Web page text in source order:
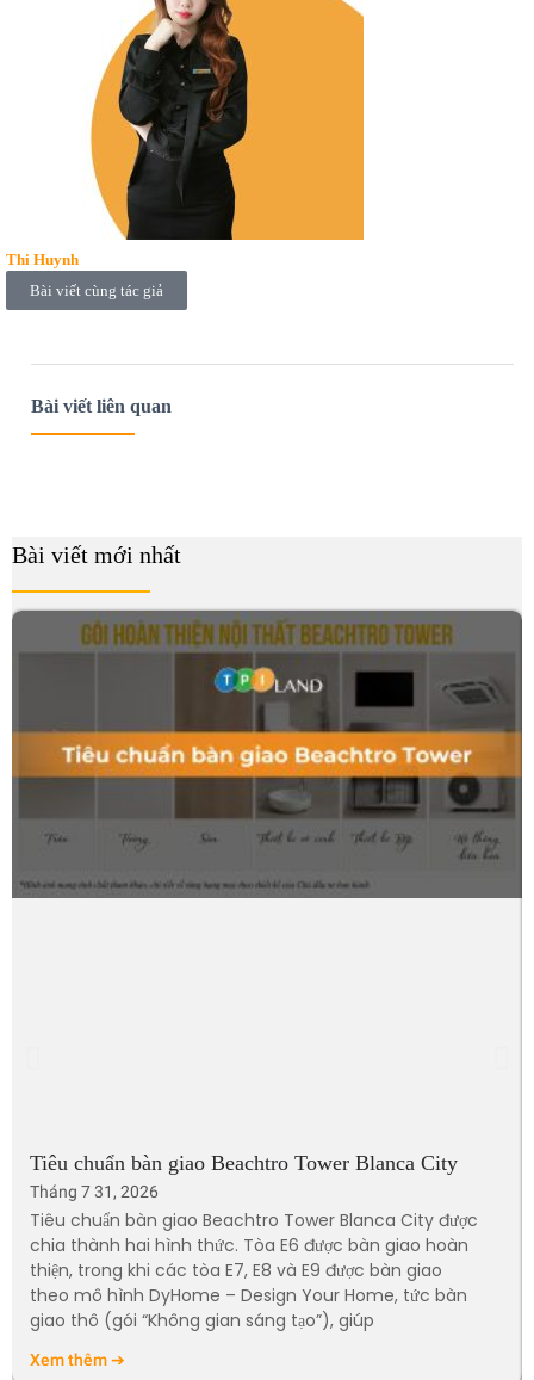
Thi Huynh
Bài viết cùng tác giả
Bài viết liên quan
Bài viết mới nhất
Tiêu chuẩn bàn giao Beachtro Tower Blanca City
Tháng 7 31, 2026
Tiêu chuẩn bàn giao Beachtro Tower Blanca City được
chia thành hai hình thức. Tòa E6 được bàn giao hoàn
thiện, trong khi các tòa E7, E8 và E9 được bàn giao
theo mô hình DyHome – Design Your Home, tức bàn
giao thô (gói “Không gian sáng tạo”), giúp
Xem thêm ➔